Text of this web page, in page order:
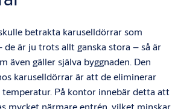
betrakta karuselldörrar som
de är ju trots allt ganska stora – så är
även gäller själva byggnaden. Den
karuselldörrar är att de eliminerar
temperatur. På kontor innebär detta att